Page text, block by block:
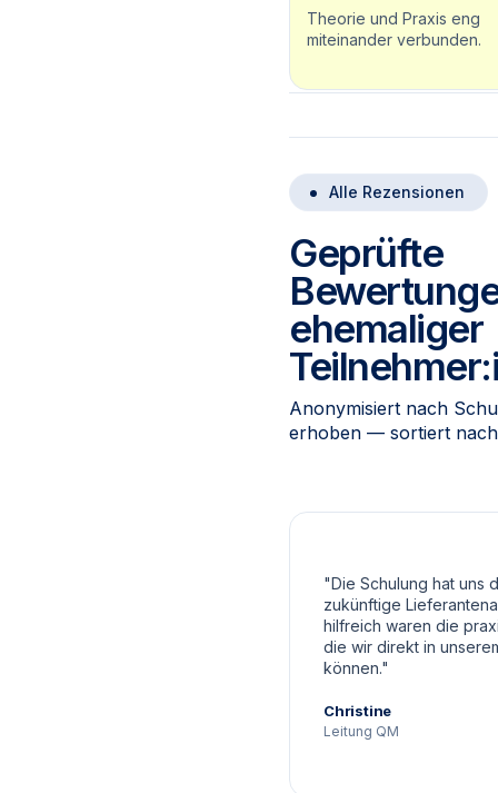
Theorie und Praxis eng
miteinander verbunden.
Alle Rezensionen
Geprüfte
ehemaliger
Anonymisiert nach
erhoben — sortiert
"Die Schulung hat uns
zukünftige
hilfreich waren die
die wir direkt in
können."
Christine
Leitung QM